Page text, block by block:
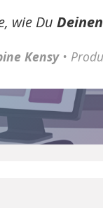
wie Du
Kensy•